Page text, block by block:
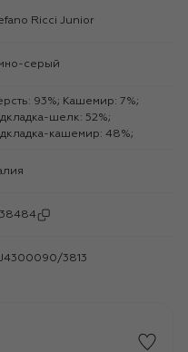
Ricci Junior
серый
шелк: 52%;
кашемир: 48%;
3813